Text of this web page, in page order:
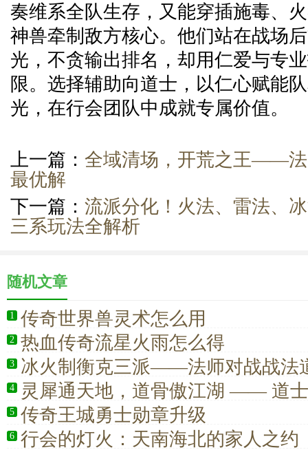
奏维系全队生存，又能穿插施毒、
神兽牵制敌方核心。他们站在战场
光，不贪输出排名，却用仁爱与专
限。选择辅助向道士，以仁心赋能
光，在行会团队中成就专属价值。
上一篇： 全域清场，开荒之王——法
最优解
下一篇： 流派分化！火法、雷法、
三系玩法全解析
随机文章
1 传奇世界兽灵术怎么用
2 热血传奇流星火雨怎么得
3
冰火制衡克三派——法师对战战法
高阶实战详解
4 灵犀通天地，道骨傲江湖 —— 道
5 传奇王城勇士勋章升级
6 行会的灯火：天南海北的家人之约